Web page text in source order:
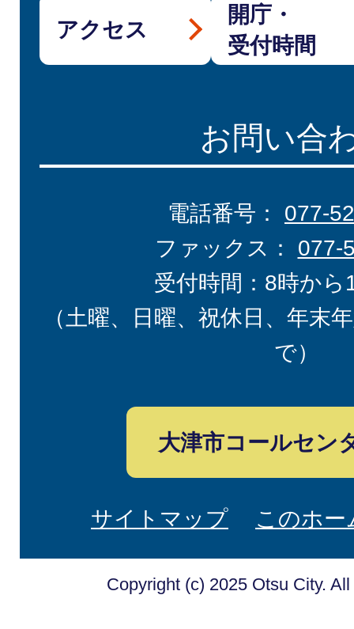
アクセス
開庁・
受付時間
お問い合
電話番号： 077-
ファックス： 077-
受付時間：8時から
（土曜、日曜、祝休日、年末
で）
大津市コールセン
サイトマップ このホ
Copyright (c) 2025 Otsu City.